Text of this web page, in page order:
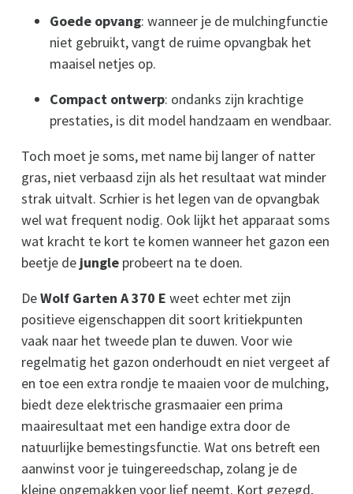
Goede opvang: wanneer je de mulchingfunctie
niet gebruikt, vangt de ruime opvangbak het
maaisel netjes op.
Compact ontwerp: ondanks zijn krachtige
prestaties, is dit model handzaam en wendbaar.
Toch moet je soms, met name bij langer of natter
gras, niet verbaasd zijn als het resultaat wat minder
strak uitvalt. Scrhier is het legen van de opvangbak
wel wat frequent nodig. Ook lijkt het apparaat soms
wat kracht te kort te komen wanneer het gazon een
beetje de jungle probeert na te doen.
DeWolf Garten A 370 E weet echter met zijn
positieve eigenschappen dit soort kritiekpunten
vaak naar het tweede plan te duwen. Voor wie
regelmatig het gazon onderhoudt en niet vergeet af
en toe een extra rondje te maaien voor de mulching,
biedt deze elektrische grasmaaier een prima
maairesultaat met een handige extra door de
natuurlijke bemestingsfunctie. Wat ons betreft een
aanwinst voor je tuingereedschap, zolang je de
kleine ongemakken voor lief neemt. Kort gezegd,